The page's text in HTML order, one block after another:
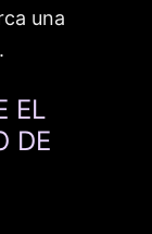
una
EL
DE